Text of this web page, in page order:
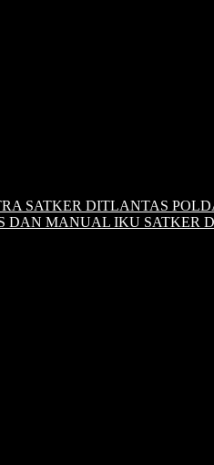
SATKER DITLANTAS
DAN MANUAL IKU SATKER